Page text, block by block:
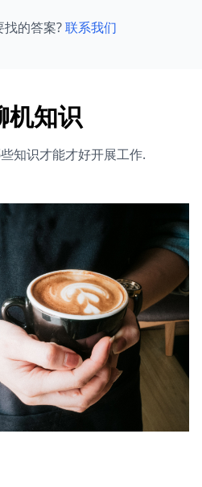
的答案?联系我们
机知识
知识才能才好开展工作.